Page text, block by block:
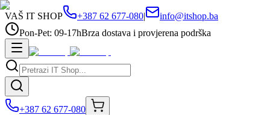
VAŠ IT SHOP +387 62 677-080|
info@itshop.ba
Pon-Pet: 09-17hBrza dostava i provjerena podrška
+387 62 677-080